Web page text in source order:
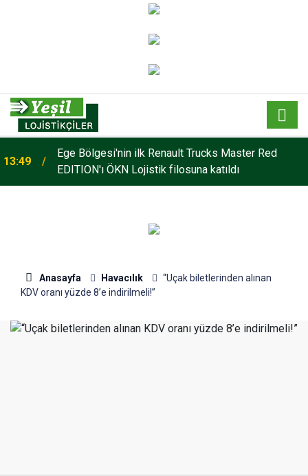
13:49
Ege Bölgesi'nin ilk Renault Trucks Master Red
EDITION'ı ÖKN Lojistik filosuna katıldı
Anasayfa Havacılık
“Uçak biletlerinden alınan
KDV oranı yüzde 8’e indirilmeli!”